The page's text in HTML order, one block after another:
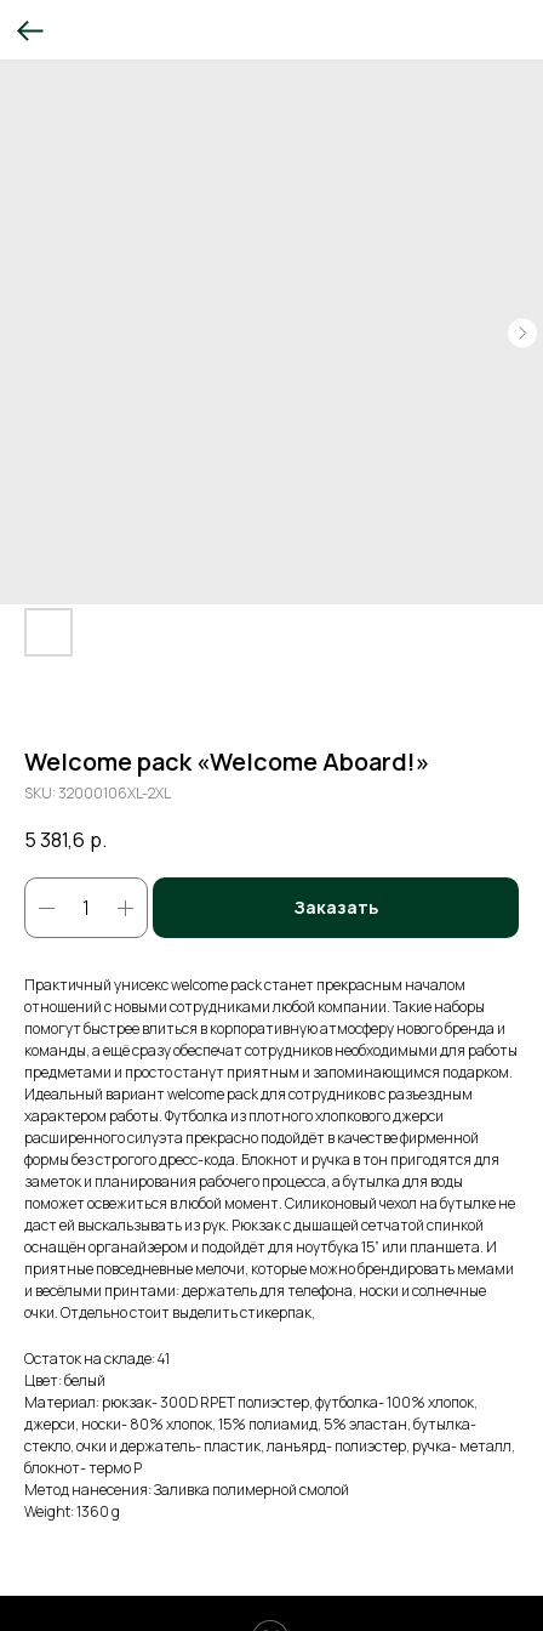
Welcome pack «Welcome Aboard!»
SKU:32000106XL-2XL
5 381,6 р.
Заказать
Практичный унисекс welcome pack станет прекрасным началом
отношений с новыми сотрудниками любой компании. Такие наборы
помогут быстрее влиться в корпоративную атмосферу нового бренда и
команды, а ещё сразу обеспечат сотрудников необходимыми для работы
предметами и просто станут приятным и запоминающимся подарком.
Идеальный вариант welcome pack для сотрудников с разъездным
характером работы. Футболка из плотного хлопкового джерси
расширенного силуэта прекрасно подойдёт в качестве фирменной
формы без строгого дресс-кода. Блокнот и ручка в тон пригодятся для
заметок и планирования рабочего процесса, а бутылка для воды
поможет освежиться в любой момент. Силиконовый чехол на бутылке не
даст ей выскальзывать из рук. Рюкзак с дышащей сетчатой спинкой
оснащён органайзером и подойдёт для ноутбука 15” или планшета. И
приятные повседневные мелочи, которые можно брендировать мемами
и весёлыми принтами: держатель для телефона, носки и солнечные
очки. Отдельно стоит выделить стикерпак,
Остаток на складе: 41
Цвет: белый
Материал: рюкзак- 300D RPET полиэстер, футболка- 100% хлопок,
джерси, носки- 80% хлопок, 15% полиамид, 5% эластан, бутылка-
стекло, очки и держатель- пластик, ланъярд- полиэстер, ручка- металл,
блокнот- термо P
Метод нанесения: Заливка полимерной смолой
Weight: 1360 g